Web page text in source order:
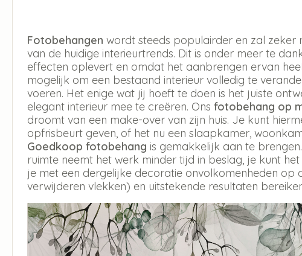
Fotobehangen wordt steeds populairder en zal zeker
van de huidige interieurtrends. Dit is onder meer te
effecten oplevert en omdat het aanbrengen ervan
mogelijk om een bestaand interieur volledig te
voeren. Het enige wat jij hoeft te doen is het juiste
elegant interieur mee te creëren. Ons fotobehang op
droomt van een make-over van zijn huis. Je kunt
opfrisbeurt geven, of het nu een slaapkamer,
Goedkoop fotobehang is gemakkelijk aan te
ruimte neemt het werk minder tijd in beslag, je kunt
je met een dergelijke decoratie onvolkomenheden op
verwijderen vlekken) en uitstekende resultaten